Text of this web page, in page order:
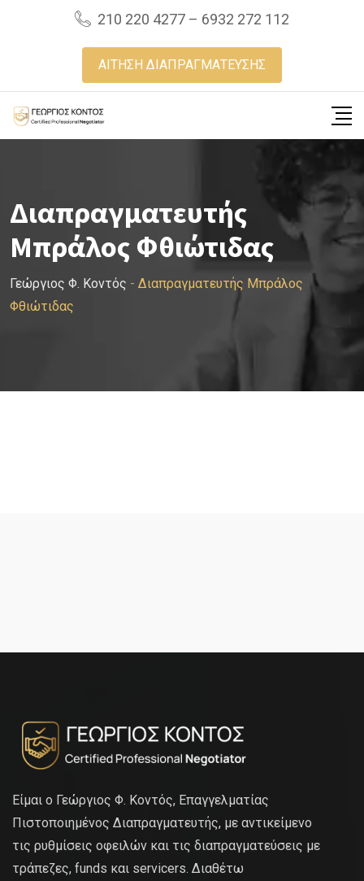
210 220 4277 – 6932 272 112
ΑΙΤΗΣΗ ΔΙΑΠΡΑΓΜΑΤΕΥΣΗΣ
Διαπραγματευτής
Μπράλος Φθιώτιδας
Γεώργιος Φ. Κοντός - Διαπραγματευτής Μπράλος
Φθιώτιδας
Είμαι ο Γεώργιος Φ. Κοντός, Επαγγελματίας
Πιστοποιημένος Διαπραγματευτής, με αντικείμενο
τις ρυθμίσεις οφειλών και τις διαπραγματεύσεις με
τράπεζες, funds και servicers. Διαθέτω